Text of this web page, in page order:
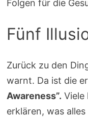
Folgen für die
Fünf
Zurück zu den
warnt. Da ist die
Awareness”. Viele
erklären, was